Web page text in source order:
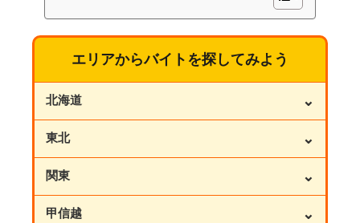
エリアからバイトを探してみよう
北海道 ⌄
東北 ⌄
関東 ⌄
甲信越 ⌄